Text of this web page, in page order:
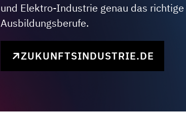
und Elektro-Industrie genau das
Ausbildungsberufe.
ZUKUNFTSINDUSTRIE.DE